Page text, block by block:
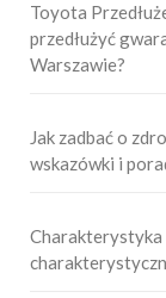
Toyota
przedłużyć
Warszawie?
Jak zadbać o
wskazówki i
Charakterystyka